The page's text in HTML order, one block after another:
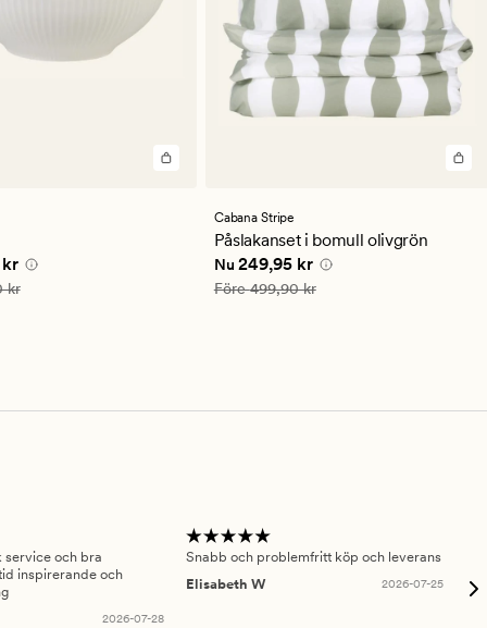
pris
kr
149,90 kr
kr
Cabana Stripe
Påslakanset i bomull olivgrön
Nuvarande pris
Nu 249,95 kr
Ordinarie pris 499,90 kr
Före499,90 kr
service och bra
inspirerande och
2026-07-28
Snabb och problemfritt köp och leverans
Elisabeth W
2026-07-25